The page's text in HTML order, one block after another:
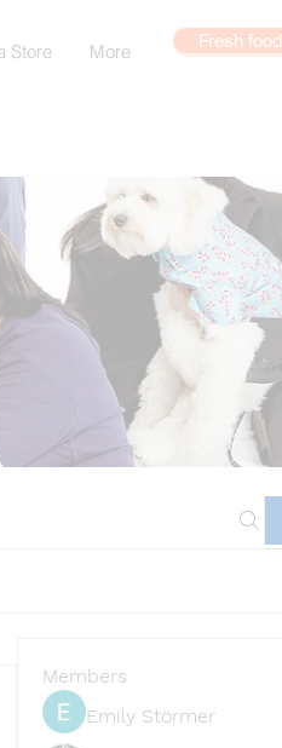
Store More Fresh food
Members
Emily Störmer